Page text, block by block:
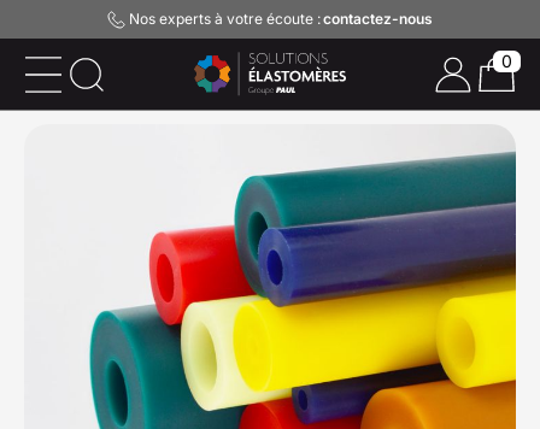
Nos experts à votre écoute :contactez-nous
0